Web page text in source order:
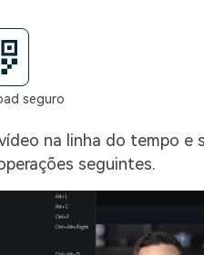
seguro
na linha do tempo e
seguintes.